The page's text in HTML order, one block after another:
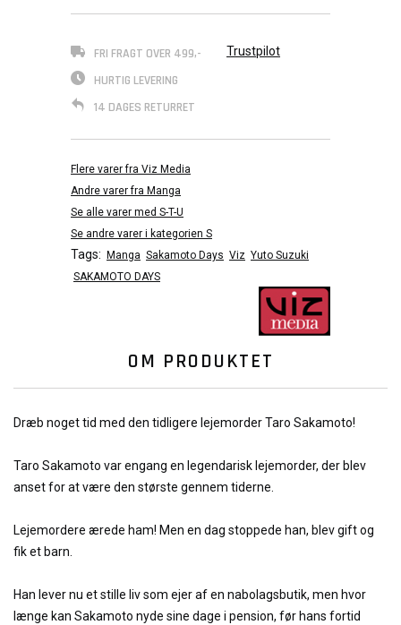
FRI FRAGT OVER 499,-
HURTIG LEVERING
14 DAGES RETURRET
Trustpilot
Flere varer fra Viz Media
Andre varer fra Manga
Se alle varer med S-T-U
Se andre varer i kategorien S
Tags: Manga Sakamoto Days Viz Yuto Suzuki
SAKAMOTO DAYS
OM PRODUKTET
Dræb noget tid med den tidligere lejemorder Taro Sakamoto!
Taro Sakamoto var engang en legendarisk lejemorder, der blev
anset for at være den største gennem tiderne.
Lejemordere ærede ham! Men en dag stoppede han, blev gift og
fik et barn.
Han lever nu et stille liv som ejer af en nabolagsbutik, men hvor
længe kan Sakamoto nyde sine dage i pension, før hans fortid